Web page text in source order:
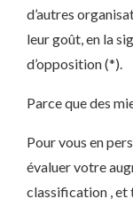
d’autres
leur goût, en la
d’opposition (*).
Parce que des
Pour vous en
évaluer votre
classification , et